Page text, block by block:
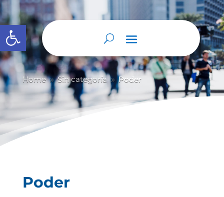
Abrir barra de herramientas
Home 9 Sin categoría 9 Poder
Poder